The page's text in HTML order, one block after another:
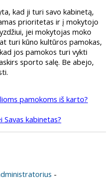
kad ji turi savo kabinetą,
prioritetas ir į mokytojo
jei mokytojas moko
turi kūno kultūros pamokas,
jos pamokos turi vykti
sporto salę. Be abejo,
pamokoms iš karto?
kabinetas?
-